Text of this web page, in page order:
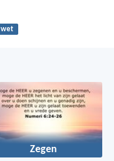
wet
Zegen